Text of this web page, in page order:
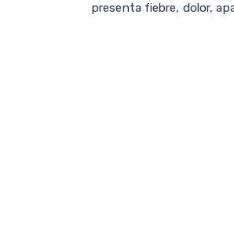
presenta fiebre, dolor,